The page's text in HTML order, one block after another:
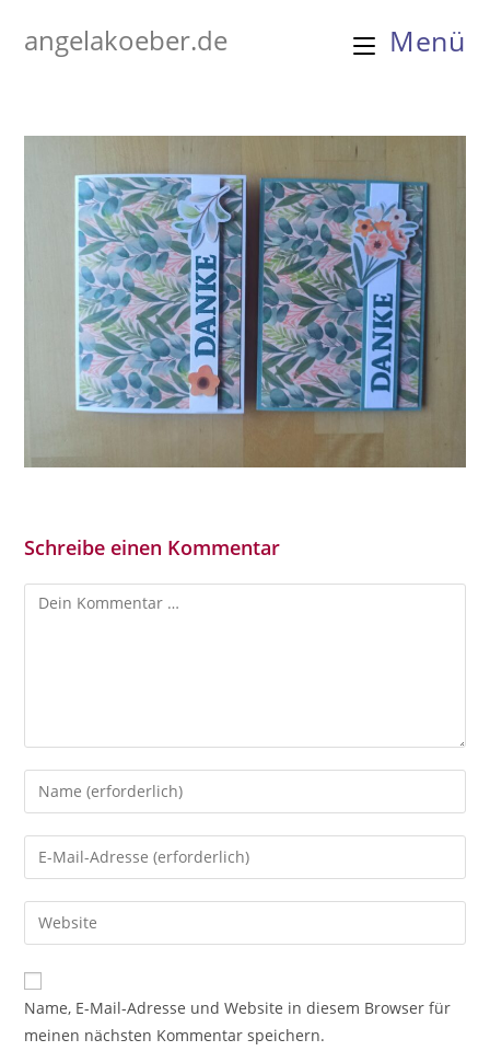
Inhaltangelakoeber.de Menü
Schreibe einen Kommentar
Kommentar
Gib
deinen
Namen
oder
zum
Kommentieren
ein
Gib
deine
E-
Mail-
zum
Kommentieren
ein
Gib
deine
Website-
URL
Name, E-Mail-Adresse und Website in diesem Browser für
meinen nächsten Kommentar speichern.